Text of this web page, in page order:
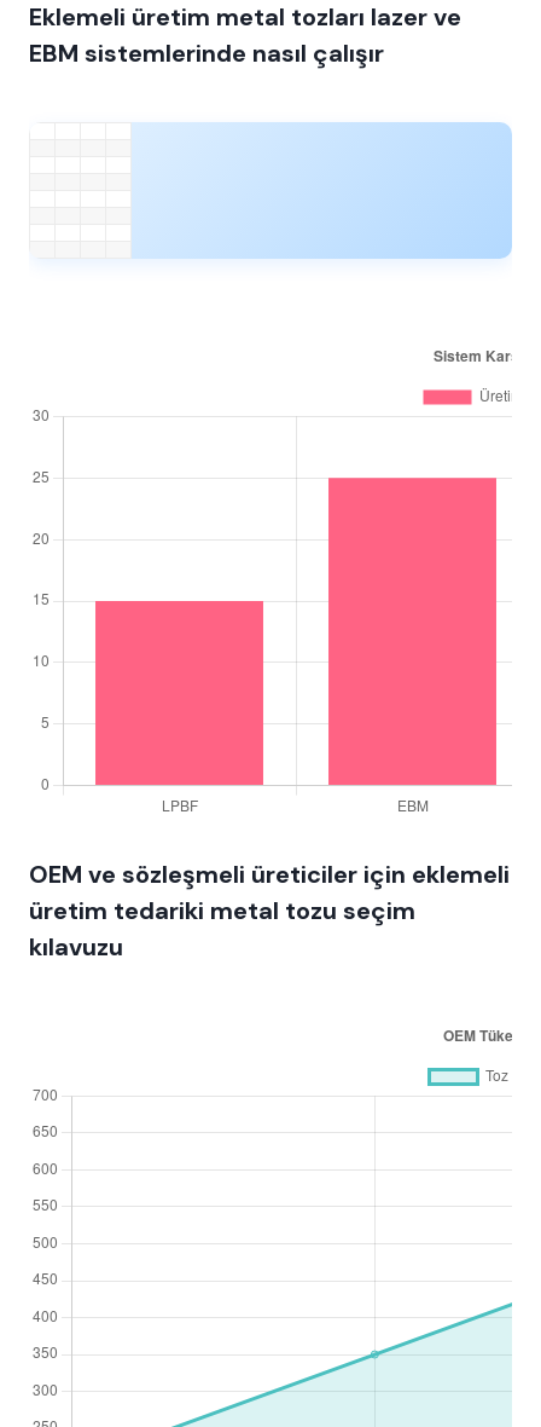
Eklemeli üretim metal tozları lazer ve
EBM sistemlerinde nasıl çalışır
OEM ve sözleşmeli üreticiler için eklemeli
üretim tedariki metal tozu seçim
kılavuzu